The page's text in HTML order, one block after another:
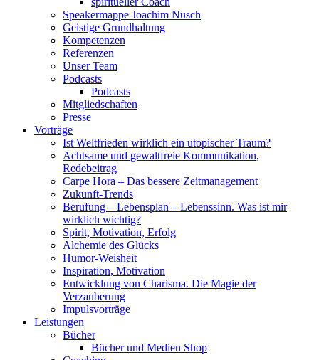
Speakermappe Joachim Nusch
Geistige Grundhaltung
Kompetenzen
Referenzen
Unser Team
Podcasts
Podcasts
Mitgliedschaften
Presse
Vorträge
Ist Weltfrieden wirklich ein utopischer Traum?
Achtsame und gewaltfreie Kommunikation,
Redebeitrag
Carpe Hora – Das bessere Zeitmanagement
Zukunft-Trends
Berufung – Lebensplan – Lebenssinn. Was ist mir
wirklich wichtig?
Spirit, Motivation, Erfolg
Alchemie des Glücks
Humor-Weisheit
Inspiration, Motivation
Entwicklung von Charisma. Die Magie der
Verzauberung
Impulsvorträge
Leistungen
Bücher
Bücher und Medien Shop